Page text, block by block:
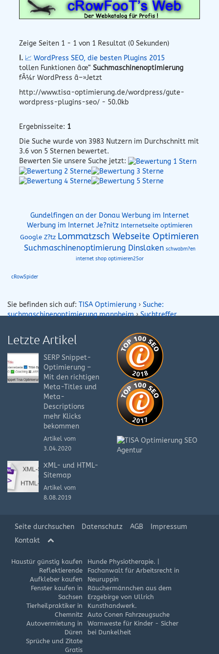
Zeige Seiten 1 - 1 von 1 Resultat (0 Sekunden)
I. 📈 WordPress SEO, die besten Plugins 2015
tollen Funktionen âœ“ Suchmaschinenoptimierung
fÃ¼r WordPress â–»Jetzt
http://www.tisa-optimierung.de/wordpress/gute-
wordpress-plugins-seo/ - 50.0kb
Ergebnisseite: 1
Die Suche wurde von 3983 Nutzern im Durchschnitt mit
3.6 von 5 Sternen bewertet.
Bewerten Sie unsere Suche jetzt:
Gundelfingen an der Donau Werbung im Internet
Werbung im Internet Je?nitz Internetseite optimieren
Google Z?tz Lommatzsch Webseite Optimieren
Suchmaschinenoptimierung Dinslaken schwabm?en
internet shop optimieren25or
cRowSpider
Sie befinden sich auf: TISA Optimierung › Suche:
suchmaschinenoptimierung mannheim›Suchtreffer
Letzte Artikel
SERP Snippet-
Optimierung –
Mit den richtigen
Meta-Titles und
Meta-
Descriptions
mehr Klicks
bekommen
Artikel vom
3.04.2020
XML- und HTML-
Sitemap
Artikel vom
8.08.2019
Seite durchsuchen Datenschutz AGB
Impressum
Kontakt
Haustür günstig kaufen
Reflektierende
Aufkleber kaufen
Fenster kaufen in
Sachsen
Tierheilpraktiker in
Chemnitz
Autovermietung in
Düren
Sprüche und Zitate
Gratis
Hunde Physiotherapie.
Fachanwalt für Arbeitsrecht in
Neuruppin
Räuchermännchen aus dem
Erzgebirge von Ullrich
Kunsthandwerk.
Auto Conen Fahrzeugsuche
Warnweste für Kinder - Sicher
bei Dunkelheit